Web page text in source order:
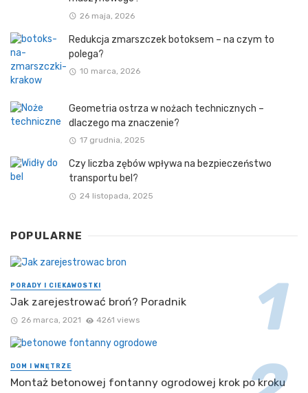
26 maja, 2026
Redukcja zmarszczek botoksem – na czym to
polega?
10 marca, 2026
Geometria ostrza w nożach technicznych –
dlaczego ma znaczenie?
17 grudnia, 2025
Czy liczba zębów wpływa na bezpieczeństwo
transportu bel?
24 listopada, 2025
POPULARNE
PORADY I CIEKAWOSTKI
Jak zarejestrować broń? Poradnik
26 marca, 2021 4261 views
DOM I WNĘTRZE
Montaż betonowej fontanny ogrodowej krok po kroku